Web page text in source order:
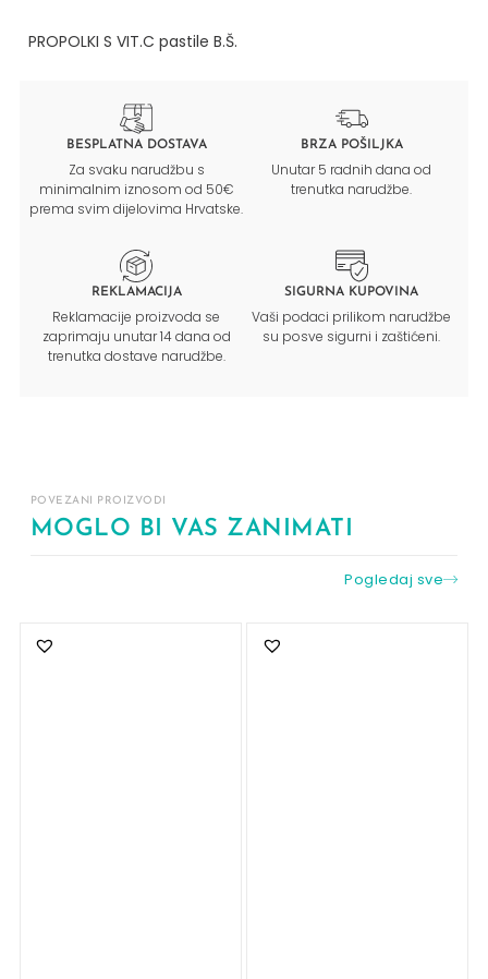
PROPOLKI S VIT.C pastile B.Š.
BESPLATNA DOSTAVA
Za svaku narudžbu s
minimalnim iznosom od 50€
prema svim dijelovima Hrvatske.
BRZA POŠILJKA
Unutar 5 radnih dana od
trenutka narudžbe.
REKLAMACIJA
Reklamacije proizvoda se
zaprimaju unutar 14 dana od
trenutka dostave narudžbe.
SIGURNA KUPOVINA
Vaši podaci prilikom narudžbe
su posve sigurni i zaštićeni.
POVEZANI PROIZVODI
MOGLO BI VAS ZANIMATI
Pogledaj sve